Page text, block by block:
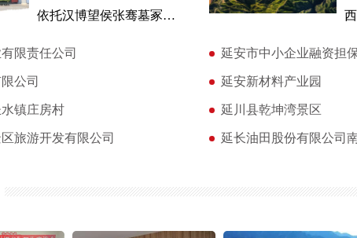
依托汉博望侯张骞墓冢而
世后归葬故里，便葬于此
处，198
限责任公司
公司
镇庄房村
旅游开发有限公司
延安市中小企业融资担
延安新材料产业园
延川县乾坤湾景区
延长油田股份有限公司